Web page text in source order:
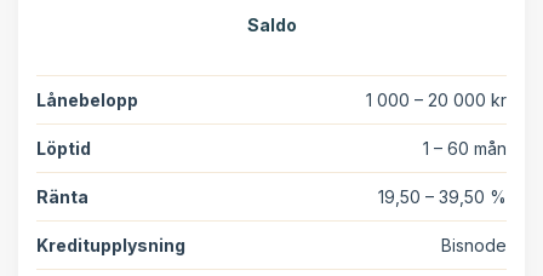
Saldo
Lånebelopp 1 000 – 20 000 kr
Löptid 1 – 60 mån
Ränta 19,50 – 39,50 %
Kreditupplysning Bisnode